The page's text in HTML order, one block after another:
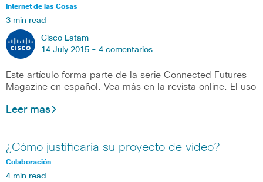
Internet de las Cosas
3 min read
Cisco Latam
14 July 2015 - 4 comentarios
Este artículo forma parte de la serie Connected Futures
Magazine en español. Vea más en la revista online. El uso
Leer mas
¿Cómo justificaría su proyecto de video?
Colaboración
4 min read